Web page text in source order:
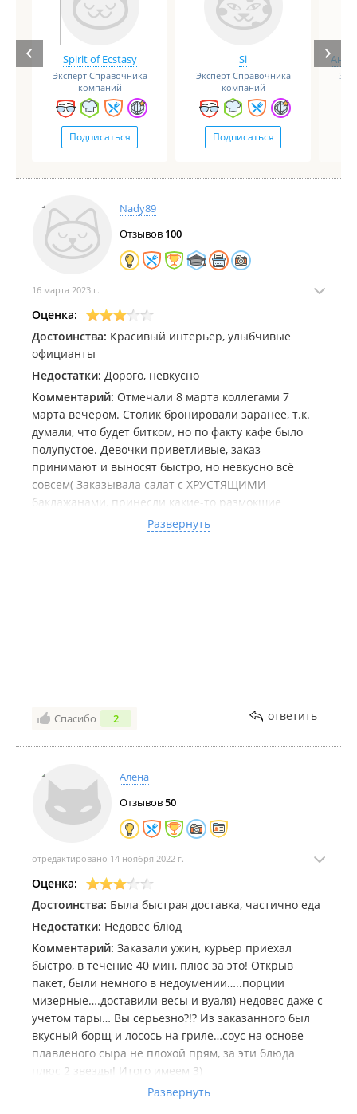
Spirit of Ecstasy
Эксперт Справочника
компаний
Подписаться
Si
Эксперт Справочника
компаний
Подписаться
Nady89
Отзывов 100
16 марта 2023 г.
Оценка:
Достоинства: Красивый интерьер, улыбчивые
официанты
Недостатки: Дорого, невкусно
Комментарий: Отмечали 8 марта коллегами 7
марта вечером. Столик бронировали заранее, т.к.
думали, что будет битком, но по факту кафе было
полупустое. Девочки приветливые, заказ
принимают и выносят быстро, но невкусно всё
совсем( Заказывала салат с ХРУСТЯЩИМИ
баклажанами, принесли какие-то размокшие
баклажаны в непонятном чем-то с помидорами, ну
хрустящие же хотелось... Из постного меню взяла
Развернуть
Спасибо 2 ответить
Алена
Отзывов50
отредактировано 14 ноября 2022 г.
Оценка:
Достоинства: Была быстрая доставка, частично еда
Недостатки: Недовес блюд
Комментарий: Заказали ужин, курьер приехал
быстро, в течение 40 мин, плюс за это! Открыв
пакет, были немного в недоумении…..порции
мизерные….доставили весы и вуаля) недовес даже с
учетом тары… Вы серьезно?!? Из заказанного был
вкусный борщ и лосось на гриле…соус на основе
плавленого сыра не плохой прям, за эти блюда
плюс 2 звезды! Итого имеем 3)
Захотим листы еще заказывать или приходить к вам
в заведение?!? Однозначное НЕТ!!! Приборы тоже не
Развернуть